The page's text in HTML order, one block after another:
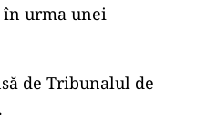
în urma unei
de Tribunalul de